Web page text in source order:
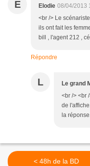
E Elodie 08/04/2013
<br /> Le
ils ont fait les
bill , l'agent 212 ,
Répondre
L Le grand
<br /> <br
de
la
< 48h de la BD